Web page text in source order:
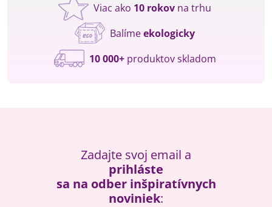
Viac ako 10 rokov na trhu
Balímeekologicky
10 000+produktov skladom
Zadajte svoj email a
prihláste
sa na odber inšpiratívnych
noviniek: